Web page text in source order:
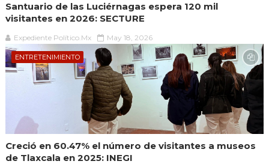
Santuario de las Luciérnagas espera 120 mil
visitantes en 2026: SECTURE
Expediente Político.Mx May 18, 2026
ENTRETENIMIENTO
Creció en 60.47% el número de visitantes a museos
de Tlaxcala en 2025: INEGI